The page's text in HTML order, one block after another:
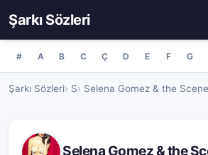
Şarkı Sözleri
# A B C Ç D E F G
Şarkı Sözleri S Selena Gomez & the Scene
Selena Gomez & the